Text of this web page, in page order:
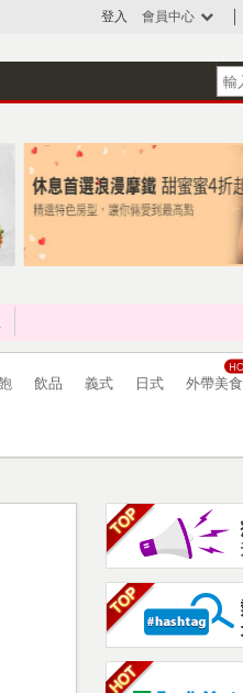
登入 會員中心
飲品 義式 日式 外帶美食